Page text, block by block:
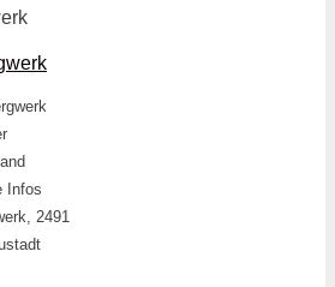
Infos
2491